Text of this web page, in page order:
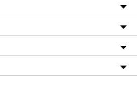
dlf.de
App